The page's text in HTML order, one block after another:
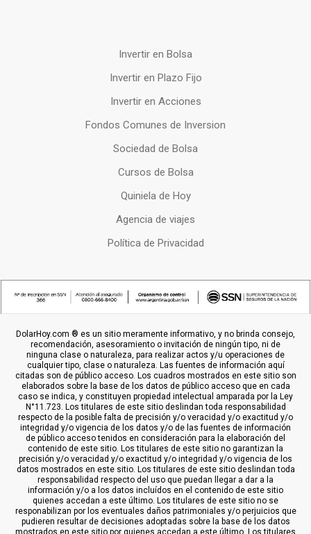
Invertir en Bolsa
Invertir en Plazo Fijo
Invertir en Acciones
Fondos Comunes de Inversion
Sociedad de Bolsa
Cursos de Bolsa
Quiniela de Hoy
Agencia de viajes
Política de Privacidad
DolarHoy.com ® es un sitio meramente informativo, y no brinda consejo,
recomendación, asesoramiento o invitación de ningún tipo, ni de
ninguna clase o naturaleza, para realizar actos y/u operaciones de
cualquier tipo, clase o naturaleza. Las fuentes de información aquí
citadas son de público acceso. Los cuadros mostrados en este sitio son
elaborados sobre la base de los datos de público acceso que en cada
caso se indica, y constituyen propiedad intelectual amparada por la Ley
N°11.723. Los titulares de este sitio deslindan toda responsabilidad
respecto de la posible falta de precisión y/o veracidad y/o exactitud y/o
integridad y/o vigencia de los datos y/o de las fuentes de información
de público acceso tenidos en consideración para la elaboración del
contenido de este sitio. Los titulares de este sitio no garantizan la
precisión y/o veracidad y/o exactitud y/o integridad y/o vigencia de los
datos mostrados en este sitio. Los titulares de este sitio deslindan toda
responsabilidad respecto del uso que puedan llegar a dar a la
información y/o a los datos incluídos en el contenido de este sitio
quienes accedan a este último. Los titulares de este sitio no se
responabilizan por los eventuales daños patrimoniales y/o perjuicios que
pudieren resultar de decisiones adoptadas sobre la base de los datos
mostrados en este sitio por quienes accedan a este último. Los titulares